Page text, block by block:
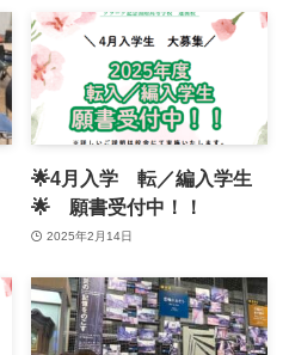
🌟4月入学 転／編入学生
🌟 願書受付中！！
2025年2月14日